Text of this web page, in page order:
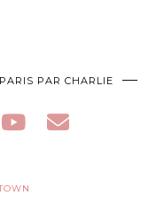
PAR CHARLIE